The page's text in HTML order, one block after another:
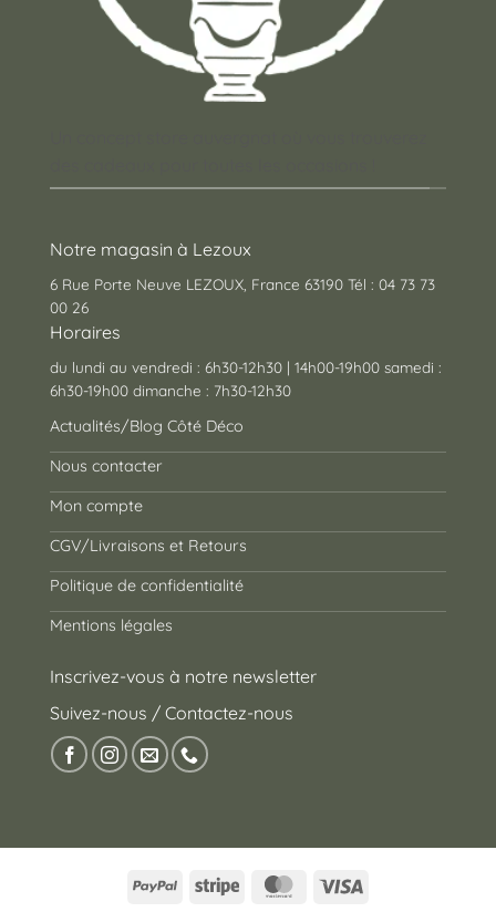
Notre magasin à Lezoux
6 Rue Porte Neuve LEZOUX, France 63190 Tél : 04 73 73
00 26
Horaires
du lundi au vendredi : 6h30-12h30 | 14h00-19h00 samedi :
6h30-19h00 dimanche : 7h30-12h30
Actualités/Blog Côté Déco
Nous contacter
Mon compte
CGV/Livraisons et Retours
Politique de confidentialité
Mentions légales
Inscrivez-vous à notre newsletter
Suivez-nous / Contactez-nous
PayPal Stripe MasterCard
Visa